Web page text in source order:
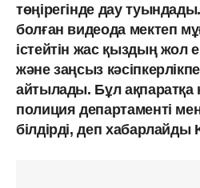
төңірегінде дау
болған видеода мектеп
істейтін жас қыздың жол
және заңсыз
айтылады. Бұл
полиция департаменті мен
білдірді, деп хабарлайды